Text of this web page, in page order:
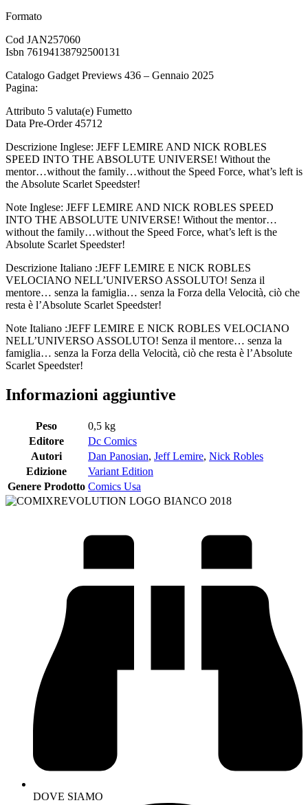
Formato
Cod JAN257060
Isbn 76194138792500131
Catalogo Gadget Previews 436 – Gennaio 2025
Pagina:
Attributo 5 valuta(e) Fumetto
Data Pre-Order 45712
Descrizione Inglese: JEFF LEMIRE AND NICK ROBLES
SPEED INTO THE ABSOLUTE UNIVERSE! Without the
mentor…without the family…without the Speed Force, what’s left is
the Absolute Scarlet Speedster!
Note Inglese: JEFF LEMIRE AND NICK ROBLES SPEED
INTO THE ABSOLUTE UNIVERSE! Without the mentor…
without the family…without the Speed Force, what’s left is the
Absolute Scarlet Speedster!
Descrizione Italiano :JEFF LEMIRE E NICK ROBLES
VELOCIANO NELL’UNIVERSO ASSOLUTO! Senza il
mentore… senza la famiglia… senza la Forza della Velocità, ciò che
resta è l’Absolute Scarlet Speedster!
Note Italiano :JEFF LEMIRE E NICK ROBLES VELOCIANO
NELL’UNIVERSO ASSOLUTO! Senza il mentore… senza la
famiglia… senza la Forza della Velocità, ciò che resta è l’Absolute
Scarlet Speedster!
Informazioni aggiuntive
Peso
0,5 kg
Editore
Dc Comics
Autori
Dan Panosian, Jeff Lemire, Nick Robles
Edizione
Variant Edition
Genere Prodotto Comics Usa
DOVE SIAMO